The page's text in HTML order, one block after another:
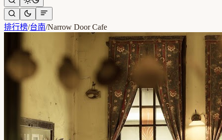
排行榜/台南/Narrow Door Cafe